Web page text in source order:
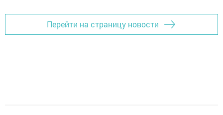
Перейти на страницу новости